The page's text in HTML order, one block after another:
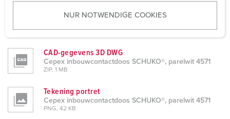
u
w
h
l
NUR NOTWENDIGE COOKIES
CAD-gegevens 3D STP
ZIP, 981 KB
CAD-gegevens 3D DWG
Cepex inbouwcontactdoos SCHUKO®, parelwit 4571
ZIP, 1 MB
Tekening portret
Cepex inbouwcontactdoos SCHUKO®, parelwit 4571
PNG, 42 KB